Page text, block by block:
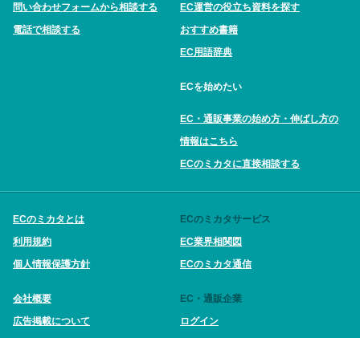
問い合わせフォームから相談する
電話で相談する
EC運営の役立ち資料を探す
おすすめ書籍
EC用語辞典
ECを始めたい
EC・通販事業の始め方・伸ばし方の
情報はこちら
ECのミカタに直接相談する
ECのミカタとは
利用規約
個人情報保護方針
会社概要
広告掲載について
ECのミカタサービス
EC業界相関図
ECのミカタ通信
EC・通販企業
ログイン